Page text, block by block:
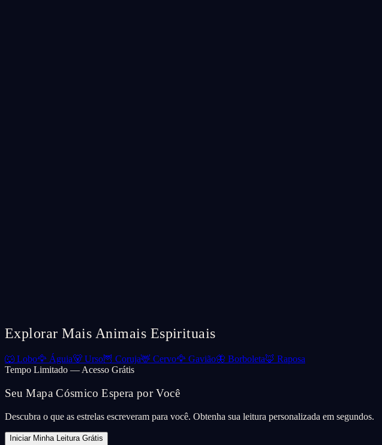
Explorar Mais Animais Espirituais
🐺 Lobo🦅 Águia🐻 Urso🦉 Coruja🦌 Cervo🦅 Gavião🦋 Borboleta🦊 Raposa
Tempo Limitado — Acesso Grátis
Seu Mapa Cósmico Espera por Você
Descubra o que as estrelas escreveram para você. Obtenha sua leitura personalizada em segundos.
Iniciar Minha Leitura Grátis